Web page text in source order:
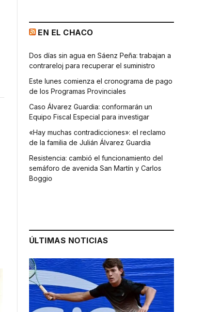
EN EL CHACO
Dos días sin agua en Sáenz Peña: trabajan a
contrareloj para recuperar el suministro
Este lunes comienza el cronograma de pago
de los Programas Provinciales
Caso Álvarez Guardia: conformarán un
Equipo Fiscal Especial para investigar
«Hay muchas contradicciones»: el reclamo
de la familia de Julián Álvarez Guardia
Resistencia: cambió el funcionamiento del
semáforo de avenida San Martín y Carlos
Boggio
ÚLTIMAS NOTICIAS